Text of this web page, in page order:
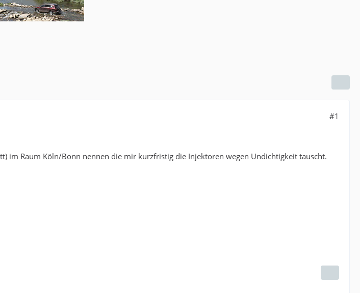
#1
im Raum Köln/Bonn nennen die mir kurzfristig die Injektoren wegen Undichtigkeit tauscht.